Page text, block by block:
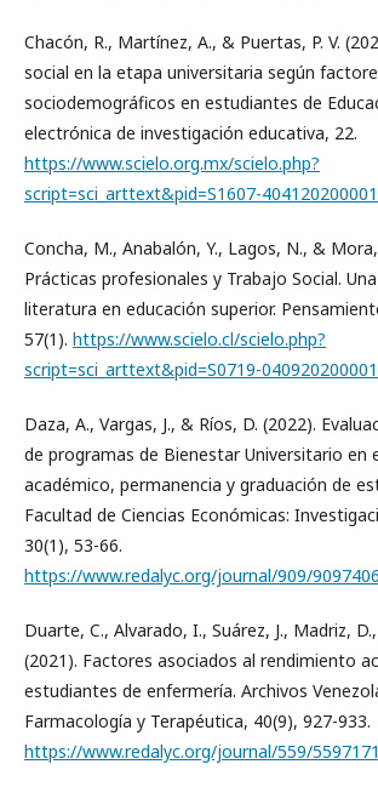
Chacón, R., Martínez, A., & Puertas, P. V.
social en la etapa universitaria según
sociodemográficos en estudiantes de
electrónica de investigación educativa, 22.
https://www.scielo.org.mx/scielo.php?
script=sci_arttext&pid=S1607-
Concha, M., Anabalón, Y., Lagos, N., &
Prácticas profesionales y Trabajo Social.
literatura en educación superior.
57(1). https://www.scielo.cl/scielo.php?
script=sci_arttext&pid=S0719-
Daza, A., Vargas, J., & Ríos, D. (2022).
de programas de Bienestar Universitario en
académico, permanencia y graduación de
Facultad de Ciencias Económicas:
30(1), 53-66.
https://www.redalyc.org/journal/909/
Duarte, C., Alvarado, I., Suárez, J., Madriz,
(2021). Factores asociados al rendimiento
estudiantes de enfermería. Archivos
Farmacología y Terapéutica, 40(9), 927-933.
https://www.redalyc.org/journal/559/